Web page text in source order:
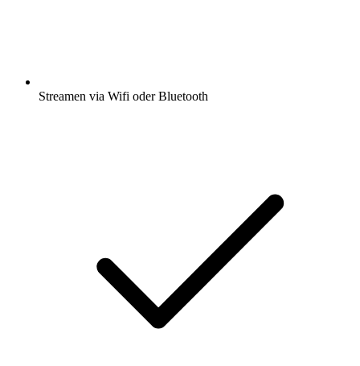
Streamen via Wifi oder Bluetooth